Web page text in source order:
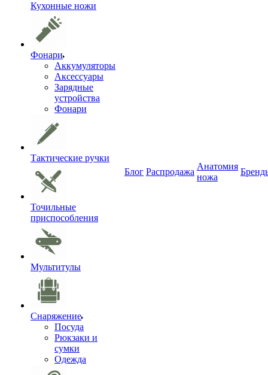
Кухонные ножи
Фонари
Аккумуляторы
Аксессуары
Зарядные
устройства
Фонари
Тактические ручки
Точильные
приспособления
Мультитулы
Снаряжение
Посуда
Рюкзаки и
сумки
Одежда
Блог Распродажа
Анатомия
ножа